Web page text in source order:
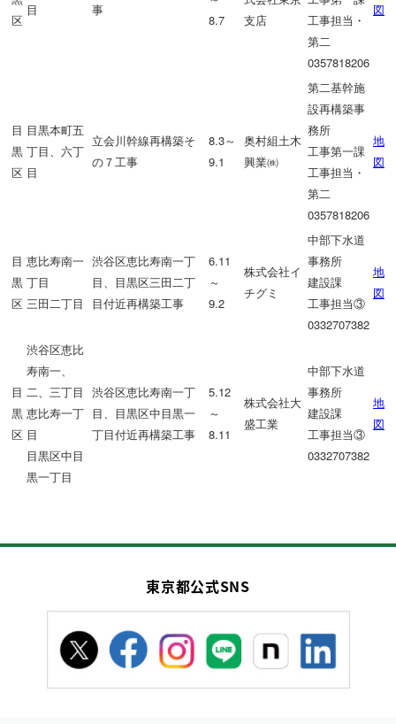
区
目
事
8.7
支店
工事担当・
第二
0357818206
図
目
黒
区
目黒本町五
丁目、六丁
目
立会川幹線再構築そ
の７工事
8.3～
9.1
奥村組土木
興業㈱
第二基幹施
設再構築事
務所
工事第一課
工事担当・
第二
0357818206
地
図
目
黒
区
恵比寿南一
丁目
三田二丁目
渋谷区恵比寿南一丁
目、目黒区三田二丁
目付近再構築工事
6.11
～
9.2
株式会社イ
チグミ
中部下水道
事務所
建設課
工事担当③
0332707382
地
図
目
黒
区
渋谷区恵比
寿南一、
二、三丁目
恵比寿一丁
目
目黒区中目
黒一丁目
渋谷区恵比寿南一丁
目、目黒区中目黒一
丁目付近再構築工事
5.12
～
8.11
株式会社大
盛工業
中部下水道
事務所
建設課
工事担当③
0332707382
地
図
東京都公式SNS